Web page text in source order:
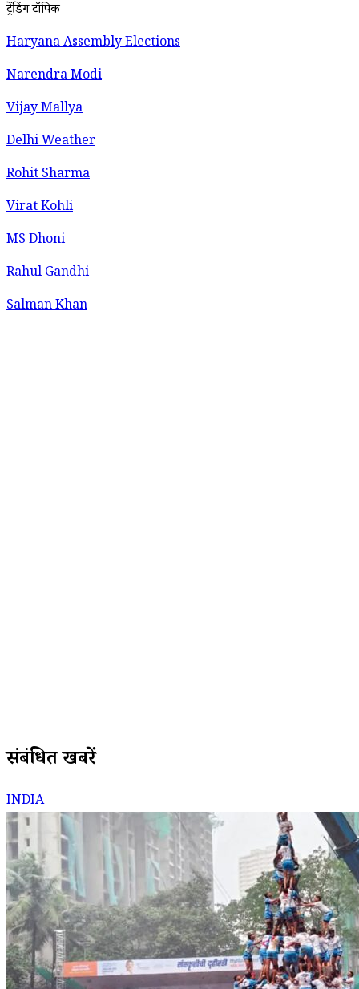
ट्रेंडिंग टॉपिक
Haryana Assembly Elections
Narendra Modi
Vijay Mallya
Delhi Weather
Rohit Sharma
Virat Kohli
MS Dhoni
Rahul Gandhi
Salman Khan
संबंधित खबरें
INDIA